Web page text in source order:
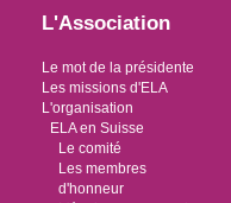
L'Association
Le mot de la présidente
Les missions d'ELA
L'organisation
ELA en Suisse
Le comité
Les membres
d'honneur